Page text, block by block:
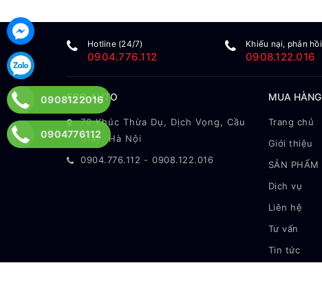
Hotline (24/7)
0904.776.112
Khiếu nại, phản hồi
0908.122.016
ECO AUTO
76 Khúc Thừa Dụ, Dịch Vọng, Cầu
Giấy, Hà Nội
0904.776.112 - 0908.122.016
MUA HÀNG
Trang chủ
Giới thiệu
SẢN PHẨM
Dịch vụ
Liên hệ
Tư vấn
Tin tức
0908122016
0904776112